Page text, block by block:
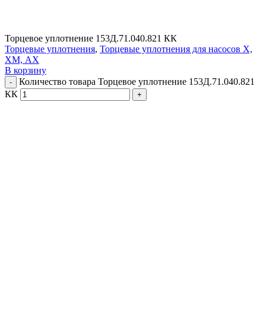
Торцевое уплотнение 153Д.71.040.821 КК
Торцевые уплотнения, Торцевые уплотнения для насосов Х,
ХМ, АХ
В корзину
Количество товара Торцевое уплотнение 153Д.71.040.821
КК